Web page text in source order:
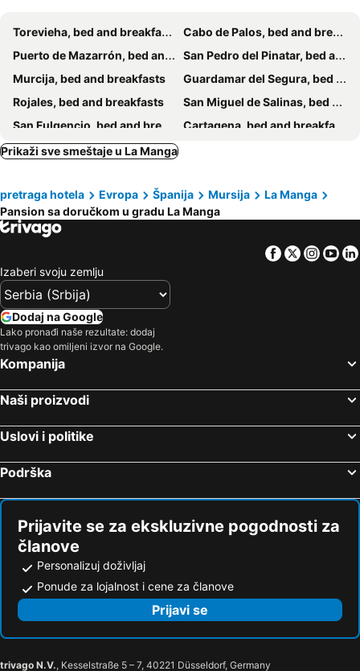
Torevieha, bed and breakfasts
Cabo de Palos, bed and breakfasts
Puerto de Mazarrón, bed and breakfasts
San Pedro del Pinatar, bed and breakfasts
Murcija, bed and breakfasts
Guardamar del Segura, bed and breakfasts
Rojales, bed and breakfasts
San Miguel de Salinas, bed and breakfasts
San Fulgencio, bed and breakfasts
Cartagena, bed and breakfasts
San Javier, bed and breakfasts
Prikaži sve smeštaje u La Manga
pretraga hotela Evropa Španija Mursija
La Manga
Pansion sa doručkom u gradu La Manga
Facebook
Twitter
Izaberi svoju zemlju
Dodaj na Google
Lako pronađi naše rezultate: dodaj
trivago kao omiljeni izvor na Google.
Kompanija
Naši proizvodi
Uslovi i politike
Podrška
Prijavite se za ekskluzivne pogodnosti za
članove
Personalizuj doživljaj
Ponude za lojalnost i cene za članove
Prijavi se
trivago N.V., Kesselstraße 5 – 7, 40221 Düsseldorf, Germany